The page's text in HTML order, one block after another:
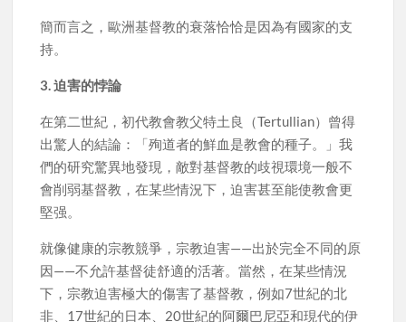
簡而言之，歐洲基督教的衰落恰恰是因為有國家的支
持。
3. 迫害的悖論
在第二世紀，初代教會教父特土良（Tertullian）曾得
出驚人的結論：「殉道者的鮮血是教會的種子。」我
們的研究驚異地發現，敵對基督教的歧視環境一般不
會削弱基督教，在某些情況下，迫害甚至能使教會更
堅强。
就像健康的宗教競爭，宗教迫害——出於完全不同的原
因——不允許基督徒舒適的活著。當然，在某些情況
下，宗教迫害極大的傷害了基督教，例如7世紀的北
非、17世紀的日本、20世紀的阿爾巴尼亞和現代的伊